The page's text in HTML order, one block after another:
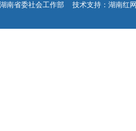
南省委社会工作部 技术支持：湖南红